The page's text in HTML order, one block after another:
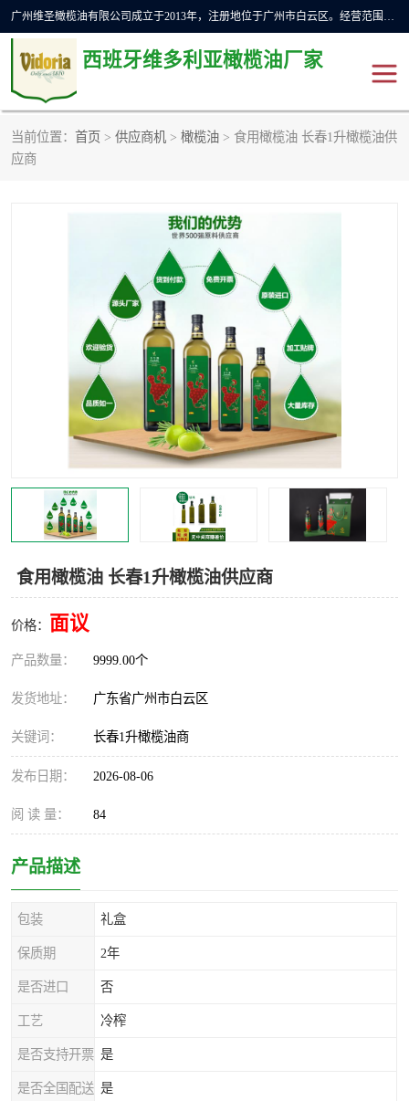
广州维圣橄榄油有限公司成立于2013年，注册地位于广州市白云区。经营范围包括饲料原料销售;畜牧渔业饲料销售;化妆品批发;贸易经纪;食品进出口等，主要产品有：橄榄果渣油，橄榄油，纯橄榄油等。
西班牙维多利亚橄榄油厂家
当前位置： 首页 > 供应商机 > 橄榄油 > 食用橄榄油 长春1升橄榄油供
应商
食用橄榄油 长春1升橄榄油供应商
价格： 面议
产品数量： 9999.00个
发货地址： 广东省广州市白云区
关键词： 长春1升橄榄油商
发布日期： 2026-08-06
阅 读 量： 84
产品描述
包装 礼盒
保质期 2年
是否进口 否
工艺 冷榨
是否支持开票 是
是否全国配送 是
橄榄油